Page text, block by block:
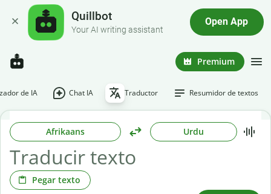
Quillbot
Your AI writing assistant
Open App
Premium
de IA Chat IA Traductor Resumidor de textos
Afrikaans Urdu
Pegar texto